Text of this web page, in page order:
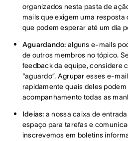
organizados nesta pasta de
mails que exigem uma
que podem esperar até um dia
Aguardando:alguns e-mails
de outros membros no tópico.
feedback da equipe, considere
“aguardo”. Agrupar esses e-
rapidamente quais deles
acompanhamento todas as
Ideias: a nossa caixa de
espaço para tarefas e
inscrevemos em boletins